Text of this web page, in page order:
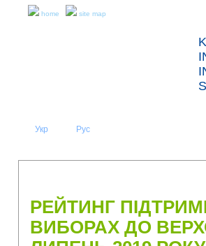
home site map
Укр Рус
РЕЙТИНГ
ВИБОРАХ ДО